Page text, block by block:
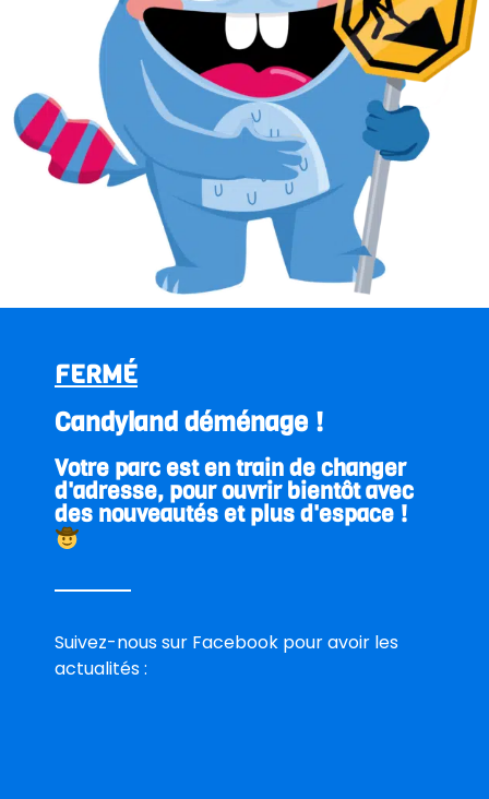
FERMÉ
Candyland déménage !
Votre parc est en train de changer
d'adresse, pour ouvrir bientôt avec
des nouveautés et plus d'espace !
Suivez-nous sur Facebook pour avoir les
actualités :